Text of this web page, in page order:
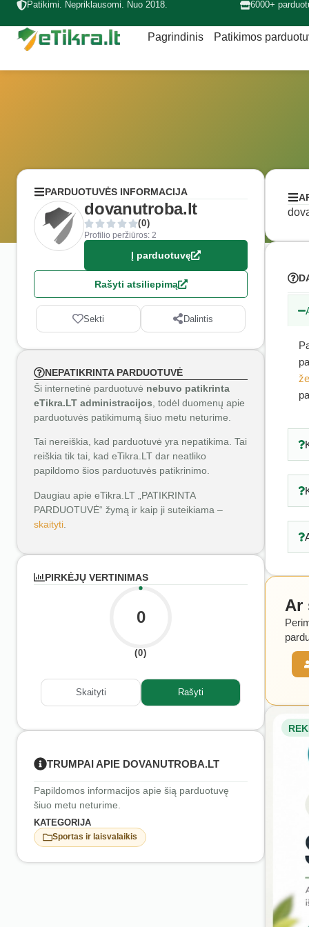
Patikimi. Nepriklausomi. Nuo 2018. 6000+
Pagrindinis Patikimos
PARDUOTUVĖS INFORMACIJA
dovanutroba.lt
(0)
Profilio peržiūros: 2
Į parduotuvę
Rašyti atsiliepimą
Sekti Dalintis
NEPATIKRINTA PARDUOTUVĖ
Ši internetinė parduotuvė nebuvo patikrinta
eTikra.LT administracijos , todėl duomenų apie
parduotuvės patikimumą šiuo metu neturime.
Tai nereiškia, kad parduotuvė yra nepatikima. Tai
reiškia tik tai, kad eTikra.LT dar neatliko
papildomo šios parduotuvės patikrinimo.
Daugiau apie eTikra.LT „PATIKRINTA
PARDUOTUVĖ“ žymą ir kaip ji suteikiama –
skaityti
PIRKĖJŲ VERTINIMAS
0
(0)
Skaityti Rašyti
TRUMPAI APIE DOVANUTROBA.LT
Papildomos informacijos apie šią parduotuvę
šiuo metu neturime.
KATEGORIJA
Sportas ir laisvalaikis
Ar